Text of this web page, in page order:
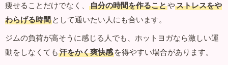
痩せることだけでなく、
自分の時間を作ることやストレスをや
わらげる時間 として通いたい人にも合います。
ジムの負荷が高そうに感じる人でも、ホットヨガなら激しい運
動をしなくても 汗をかく爽快感 を得やすい場合があります。